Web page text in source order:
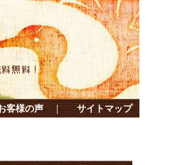
客様の声 ｜ サイトマップ